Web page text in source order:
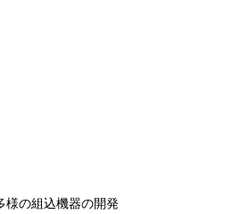
様の組込機器の開発